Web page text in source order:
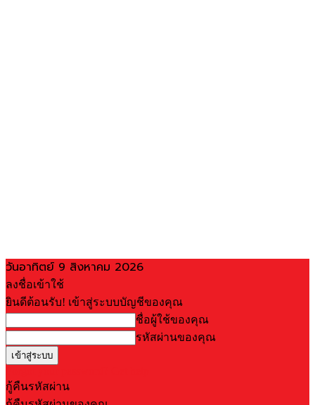
วันอาทิตย์ 9 สิงหาคม 2026
ลงชื่อเข้าใช้
ยินดีต้อนรับ! เข้าสู่ระบบบัญชีของคุณ
ชื่อผู้ใช้ของคุณ
รหัสผ่านของคุณ
กู้คืนรหัสผ่าน